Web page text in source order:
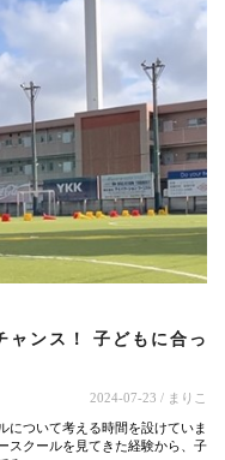
ャンス！ 子どもに合っ
2024-07-23 / まりこ
について考える時間を設けていま
スクールを見てきた経験から、子